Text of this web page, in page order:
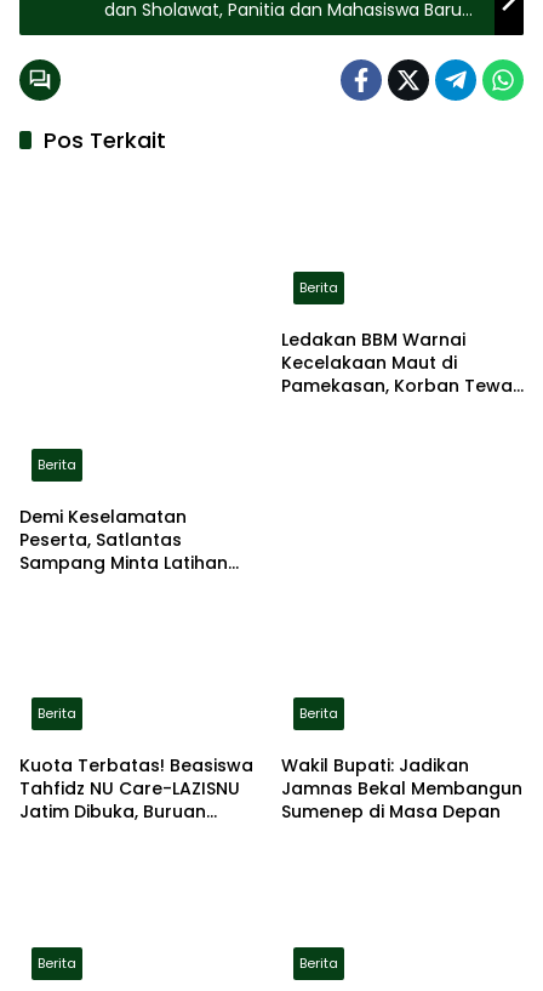
dan Sholawat, Panitia dan Mahasiswa Baru
Jadi Sorotan
Pos Terkait
Berita
Demi Keselamatan
Peserta, Satlantas
Sampang Minta Latihan
Berita
Ledakan BBM Warnai
Kecelakaan Maut di
Pamekasan, Korban Tewas
Berita
Kuota Terbatas! Beasiswa
Tahfidz NU Care-LAZISNU
Jatim Dibuka, Buruan
Berita
Wakil Bupati: Jadikan
Jamnas Bekal Membangun
Sumenep di Masa Depan
Berita Berita